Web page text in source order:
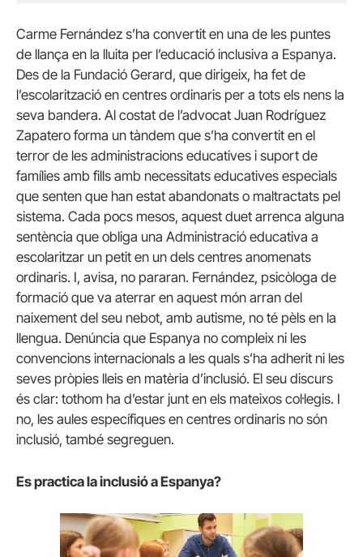
Carme Fernández s’ha convertit en una de les puntes
de llança en la lluita per l’educació inclusiva a Espanya.
Des de la Fundació Gerard, que dirigeix, ha fet de
l’escolarització en centres ordinaris per a tots els nens la
seva bandera. Al costat de l’advocat Juan Rodríguez
Zapatero forma un tàndem que s’ha convertit en el
terror de les administracions educatives i suport de
famílies amb fills amb necessitats educatives especials
que senten que han estat abandonats o maltractats pel
sistema. Cada pocs mesos, aquest duet arrenca alguna
sentència que obliga una Administració educativa a
escolaritzar un petit en un dels centres anomenats
ordinaris. I, avisa, no pararan. Fernández, psicòloga de
formació que va aterrar en aquest món arran del
naixement del seu nebot, amb autisme, no té pèls en la
llengua. Denúncia que Espanya no compleix ni les
convencions internacionals a les quals s’ha adherit ni les
seves pròpies lleis en matèria d’inclusió. El seu discurs
és clar: tothom ha d’estar junt en els mateixos col·legis. I
no, les aules específiques en centres ordinaris no són
inclusió, també segreguen.
Es practica la inclusió a Espanya?